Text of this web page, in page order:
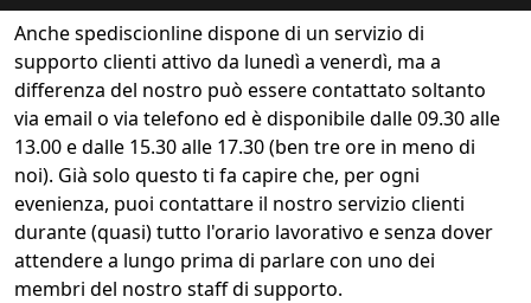
Anche spediscionline dispone di un servizio di
supporto clienti attivo da lunedì a venerdì, ma a
differenza del nostro può essere contattato soltanto
via email o via telefono ed è disponibile dalle 09.30 alle
13.00 e dalle 15.30 alle 17.30 (ben tre ore in meno di
noi). Già solo questo ti fa capire che, per ogni
evenienza, puoi contattare il nostro servizio clienti
durante (quasi) tutto l'orario lavorativo e senza dover
attendere a lungo prima di parlare con uno dei
membri del nostro staff di supporto.